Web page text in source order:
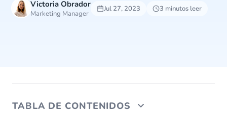
Victoria Obrador
Marketing Manager
Jul 27, 2023 3 minutos leer
TABLA DE CONTENIDOS